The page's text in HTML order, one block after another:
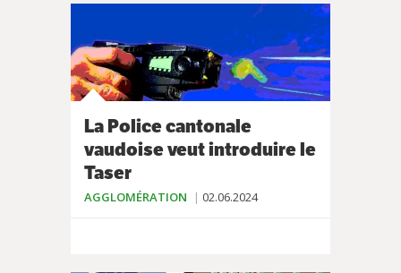
La Police cantonale
vaudoise veut introduire le
Taser
AGGLOMÉRATION 02.06.2024